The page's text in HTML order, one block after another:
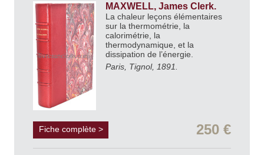
MAXWELL, James Clerk.
La chaleur leçons élémentaires
sur la thermométrie, la
calorimétrie, la
thermodynamique, et la
dissipation de l’énergie.
Paris, Tignol, 1891.
Fiche complète > 250 €